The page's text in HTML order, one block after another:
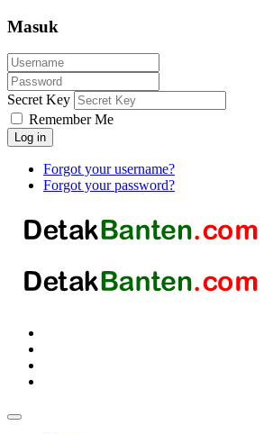
Masuk
Secret Key
Remember Me
Log in
Forgot your username?
Forgot your password?